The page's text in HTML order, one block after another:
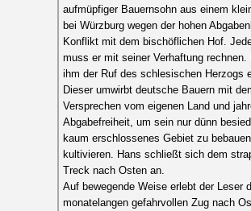
aufmüpfiger Bauernsohn aus einem
bei Würzburg wegen der hohen
Konflikt mit dem bischöflichen Hof.
muss er mit seiner Verhaftung rechnen.
ihm der Ruf des schlesischen Herzogs
Dieser umwirbt deutsche Bauern mit
Versprechen vom eigenen Land und
Abgabefreiheit, um sein nur dünn
kaum erschlossenes Gebiet zu
kultivieren. Hans schließt sich dem
Treck nach Osten an.
Auf bewegende Weise erlebt der Leser
monatelangen gefahrvollen Zug nach